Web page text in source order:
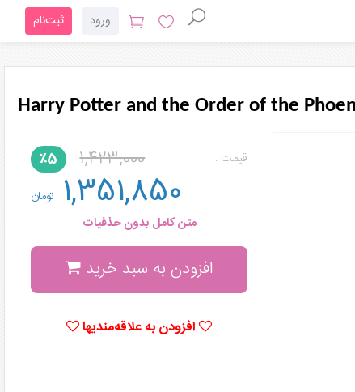
ورود ثبت‌نام
Harry Potter and the Order of the
قیمت : 1,423,000 ٪5
1,351,850 تومان
متن کامل بدون حذفیات
افزودن به سبد خرید
افزودن به علاقه‌مندیها